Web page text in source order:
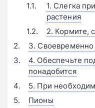
1. Слегка
растения
2. Кормите,
3. Своевременно
4. Обеспечьте
понадобится
5. При
Пионы